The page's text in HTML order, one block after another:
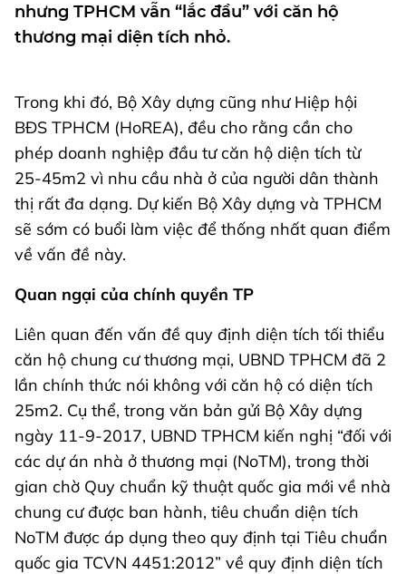
nhưng TPHCM vẫn “lắc đầu” với căn hộ
thương mại diện tích nhỏ.
Trong khi đó, Bộ Xây dựng cũng như Hiệp hội
BĐS TPHCM (HoREA), đều cho rằng cần cho
phép doanh nghiệp đầu tư căn hộ diện tích từ
25-45m2 vì nhu cầu nhà ở của người dân thành
thị rất đa dạng. Dự kiến Bộ Xây dựng và TPHCM
sẽ sớm có buổi làm việc để thống nhất quan điểm
về vấn đề này.
Quan ngại của chính quyền TP
Liên quan đến vấn đề quy định diện tích tối thiểu
căn hộ chung cư thương mại, UBND TPHCM đã 2
lần chính thức nói không với căn hộ có diện tích
25m2. Cụ thể, trong văn bản gửi Bộ Xây dựng
ngày 11-9-2017, UBND TPHCM kiến nghị “đối với
các dự án nhà ở thương mại (NoTM), trong thời
gian chờ Quy chuẩn kỹ thuật quốc gia mới về nhà
chung cư được ban hành, tiêu chuẩn diện tích
NoTM được áp dụng theo quy định tại Tiêu chuẩn
quốc gia TCVN 4451:2012” về quy định diện tích